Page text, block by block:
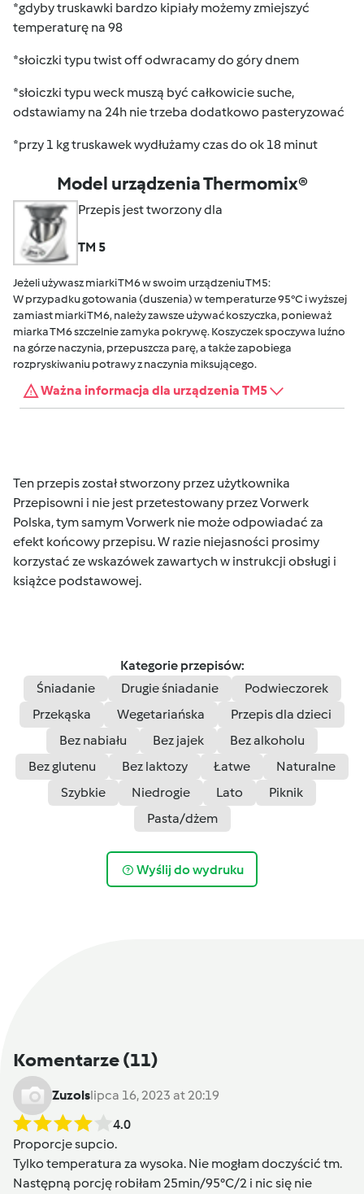
*gdyby truskawki bardzo kipiały możemy zmiejszyć
temperaturę na 98
*słoiczki typu twist off odwracamy do góry dnem
*słoiczki typu weck muszą być całkowicie suche,
odstawiamy na 24h nie trzeba dodatkowo pasteryzować
*przy 1 kg truskawek wydłużamy czas do ok 18 minut
Model urządzenia Thermomix®
Przepis jest tworzony dla
TM 5
Jeżeli używasz miarki TM6 w swoim urządzeniu TM5:
W przypadku gotowania (duszenia) w temperaturze 95°C i wyższej
zamiast miarki TM6, należy zawsze używać koszyczka, ponieważ
miarka TM6 szczelnie zamyka pokrywę. Koszyczek spoczywa luźno
na górze naczynia, przepuszcza parę, a także zapobiega
rozpryskiwaniu potrawy z naczynia miksującego.
Ważna informacja dla urządzenia TM5
Ten przepis został stworzony przez użytkownika
Przepisowni i nie jest przetestowany przez Vorwerk
Polska, tym samym Vorwerk nie może odpowiadać za
efekt końcowy przepisu. W razie niejasności prosimy
korzystać ze wskazówek zawartych w instrukcji obsługi i
książce podstawowej.
Kategorie przepisów:
Śniadanie
Drugie śniadanie
Podwieczorek
Przekąska
Wegetariańska
Przepis dla dzieci
Bez nabiału
Bez jajek
Bez alkoholu
Bez glutenu
Bez laktozy Łatwe
Naturalne
Szybkie
Niedrogie Lato
Piknik
Pasta/dżem
Wyślij do wydruku
Komentarze(11)
Zuzolslipca 16, 2023 at 20:19
4.0
Proporcje supcio.
Tylko temperatura za wysoka. Nie mogłam doczyścić tm.
Następną porcję robiłam 25min/95°C/2 i nic się nie